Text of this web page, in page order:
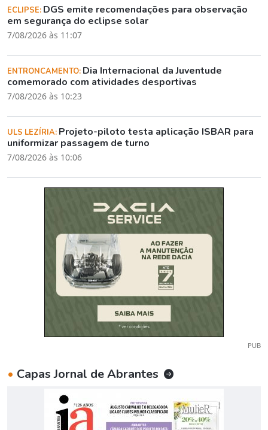
ECLIPSE: DGS emite recomendações para observação
em segurança do eclipse solar
7/08/2026 às 11:07
ENTRONCAMENTO: Dia Internacional da Juventude
comemorado com atividades desportivas
7/08/2026 às 10:23
ULS LEZÍRIA: Projeto-piloto testa aplicação ISBAR para
uniformizar passagem de turno
7/08/2026 às 10:06
PUB
• Capas Jornal de Abrantes